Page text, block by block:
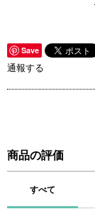
Save
通報する
商品の評価
すべて